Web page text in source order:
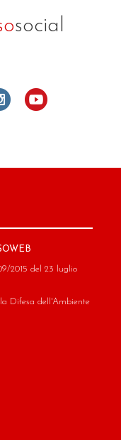
social
2015 del 23 luglio
Difesa dell'Ambiente